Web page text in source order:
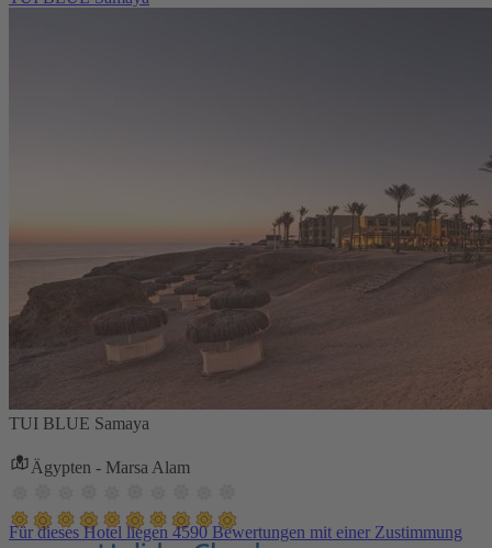
TUI BLUE Samaya
Ägypten - Marsa Alam
Für dieses Hotel liegen 4590 Bewertungen mit einer Zustimmung